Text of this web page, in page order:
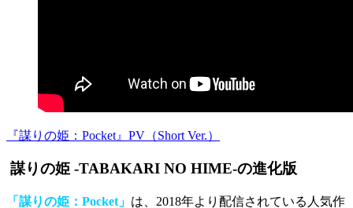
『謀りの姫：Pocket』PV（Short Ver.）
謀りの姫 -TABAKARI NO HIME-の進化版
「謀りの姫：Pocket」 は、2018年より配信されている人気作